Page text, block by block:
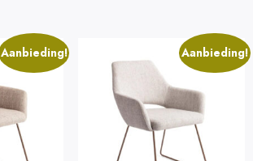
Aanbieding! Aanbieding!